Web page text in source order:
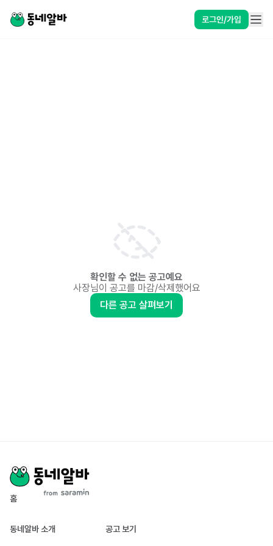
로그인/가입
확인할 수 없는 공고예요
사장님이 공고를 마감/삭제했어요
다른 공고 살펴보기
홈
동네알바 소개 공고 보기